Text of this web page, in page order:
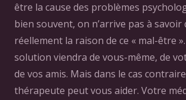
être la cause des problèmes
bien souvent, on n’arrive pas à savoir
réellement la raison de ce « mal-être
solution viendra de vous-même, de
de vos amis. Mais dans le cas
thérapeute peut vous aider. Votre